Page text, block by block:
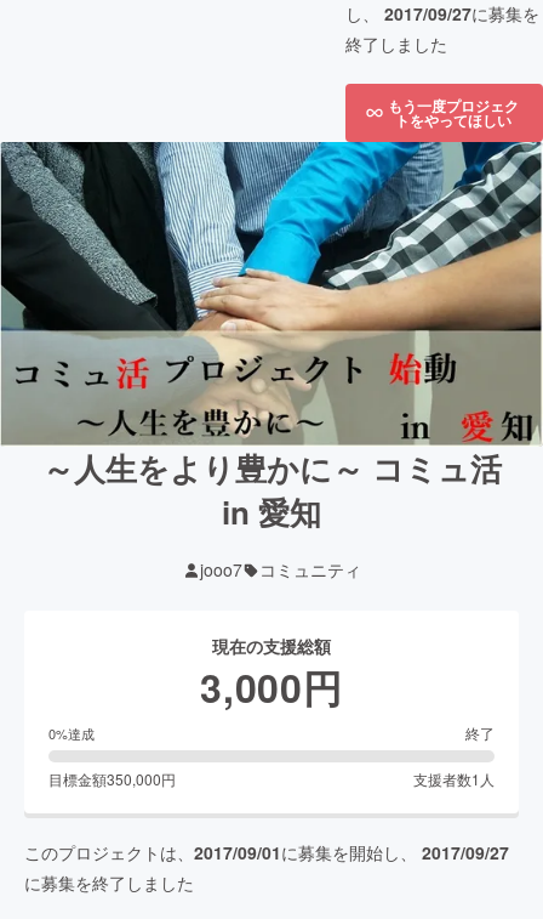
し、 2017/09/27に募集を
終了しました
もう一度プロジェク
トをやってほしい
～人生をより豊かに～ コミュ活
in 愛知
jooo7 コミュニティ
現在の支援総額
3,000円
0%達成 終了
目標金額350,000円 支援者数1 人
このプロジェクトは、 2017/09/01に募集を開始し、 2017/09/27
に募集を終了しました